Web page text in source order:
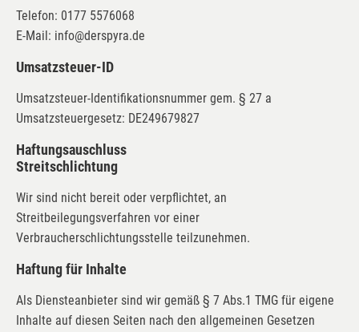
Telefon: 0177 5576068
E-Mail: info@derspyra.de
Umsatzsteuer-ID
Umsatzsteuer-Identifikationsnummer gem. § 27 a
Umsatzsteuergesetz: DE249679827
Haftungsauschluss
Streitschlichtung
Wir sind nicht bereit oder verpflichtet, an
Streitbeilegungsverfahren vor einer
Verbraucherschlichtungsstelle teilzunehmen.
Haftung für Inhalte
Als Diensteanbieter sind wir gemäß § 7 Abs.1 TMG für eigene
Inhalte auf diesen Seiten nach den allgemeinen Gesetzen